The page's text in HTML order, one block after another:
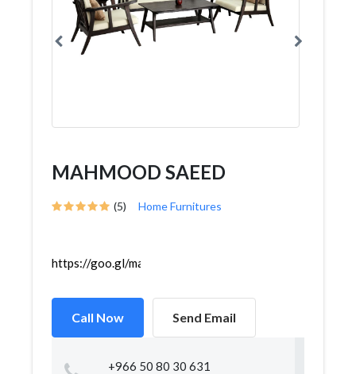
MAHMOOD SAEED
(5) Home Furnitures
https://goo.gl/maps/9cGKupRazAi97zPH7
Call Now Send Email
+966 50 80 30 631